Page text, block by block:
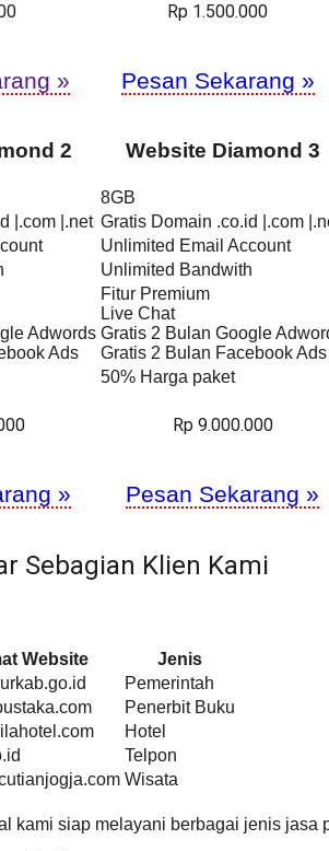
Rp 1.500.000
» Pesan Sekarang »
2 Website Diamond 3
8GB
|.com |.net Gratis Domain .co.id |.com
Unlimited Email Account
Unlimited Bandwith
Adwords
Ads
Fitur Premium
Live Chat
Gratis 2 Bulan Google
Gratis 2 Bulan Facebook Ads
50% Harga paket
Rp 9.000.000
» Pesan Sekarang »
Sebagian Klien Kami
Website
Jenis
Pemerintah
Penerbit Buku
Hotel
Telpon
Wisata
kami siap melayani berbagai jenis jasa